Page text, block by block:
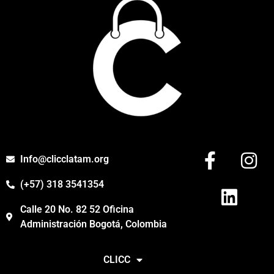
Info@clicclatam.org
(+57) 318 3541354
Calle 20 No. 82 52 Oficina
Administración Bogotá, Colombia
CLICC